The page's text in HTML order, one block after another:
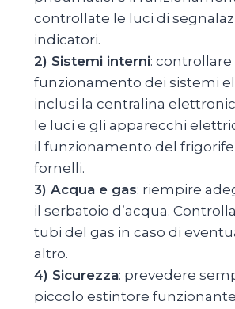
controllate le luci di
indicatori.
2) Sistemi interni: controllare
funzionamento dei sistemi
inclusi la centralina
le luci e gli apparecchi
il funzionamento del
fornelli.
3) Acqua e gas: riempire
il serbatoio d’acqua.
tubi del gas in caso di
altro.
4) Sicurezza: prevedere
piccolo estintore